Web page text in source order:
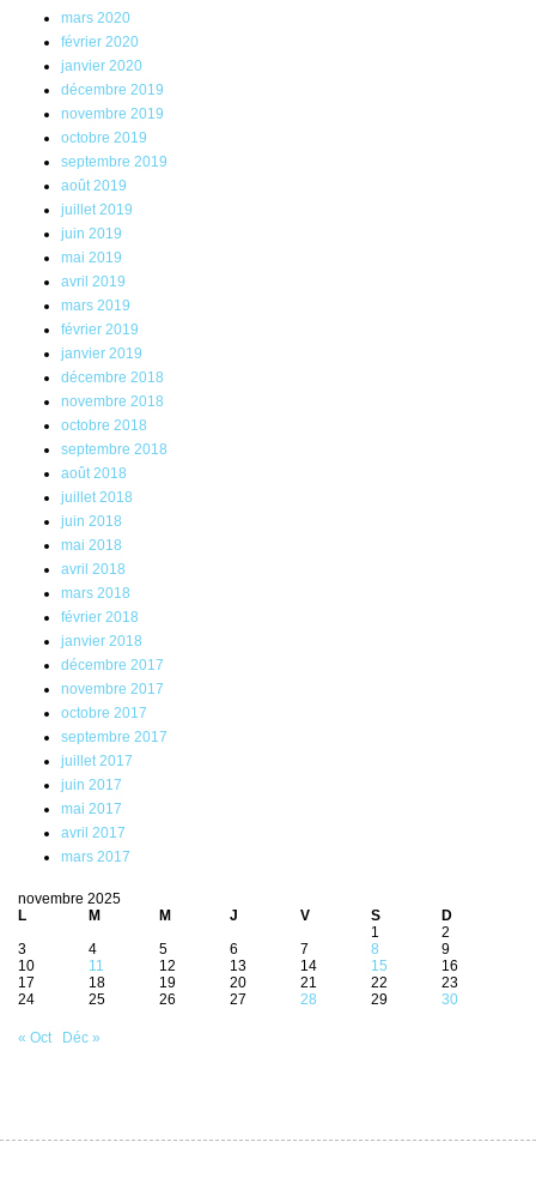
mars 2020
février 2020
janvier 2020
décembre 2019
novembre 2019
octobre 2019
septembre 2019
août 2019
juillet 2019
juin 2019
mai 2019
avril 2019
mars 2019
février 2019
janvier 2019
décembre 2018
novembre 2018
octobre 2018
septembre 2018
août 2018
juillet 2018
juin 2018
mai 2018
avril 2018
mars 2018
février 2018
janvier 2018
décembre 2017
novembre 2017
octobre 2017
septembre 2017
juillet 2017
juin 2017
mai 2017
avril 2017
mars 2017
novembre 2025
L
M M J V S
D
1
2
3
4 5 6 7 8
9
10
11 12 13 14 15
16
17
18 19 20 21 22
23
24
25 26 27 28 29 30
« Oct Déc »